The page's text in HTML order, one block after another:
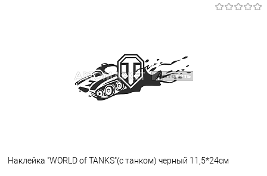
Наклейка "WORLD of TANKS"(с танком) черный 11,5*24см